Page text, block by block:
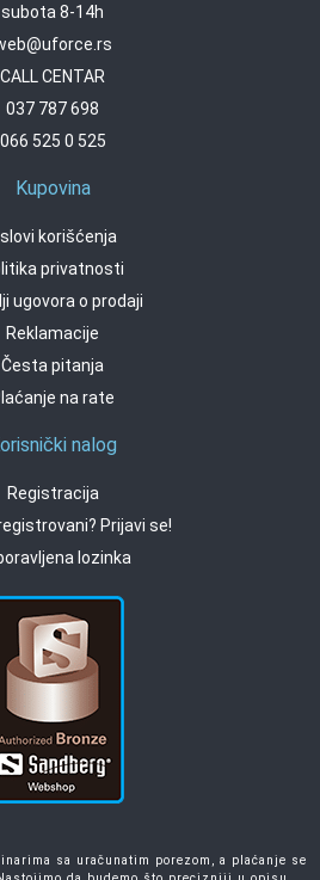
subota 8-14h
CALL CENTAR
037 787 698
066 525 0 525
Kupovina
korišćenja
privatnosti
ugovora o prodaji
Reklamacije
Česta pitanja
na rate
nalog
Registracija
Prijavi se!
lozinka
sa uračunatim porezom, a plaćanje se